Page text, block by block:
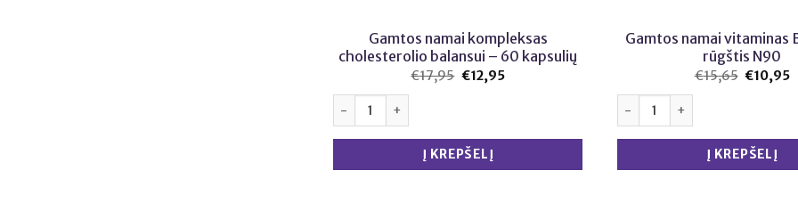
Gamtos namai kompleksas
cholesterolio balansui – 60 kapsulių
€17,95 Original
price
€12,95Current
produkto kiekis: Gamtos namai kompleksas cholesterolio balansui - 60 kapsulių
Į KREPŠELĮ
Gamtos namai vitaminas
rūgštis N90
€15,65 Original
price
€10,95
produkto kiekis: Gamtos
Į KREPŠELĮ